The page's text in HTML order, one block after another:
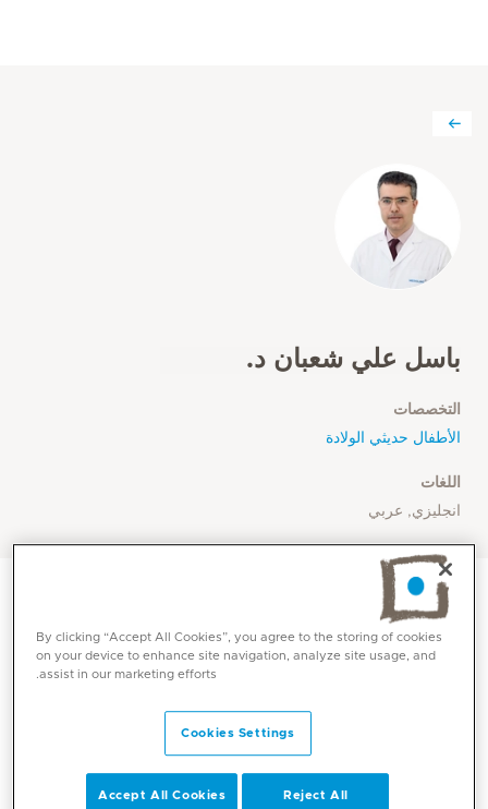
باسل علي شعبان د.
التخصصات
الأطفال حديثي الولادة
اللغات
انجليزي, عربي
Mediclinic Middle East Corporate Office
By clicking “Accept All Cookies”, you agree to the storing of cookies
on your device to enhance site navigation, analyze site usage, and
assist in our marketing efforts.
Cookies Settings
Reject All
Accept All Cookies